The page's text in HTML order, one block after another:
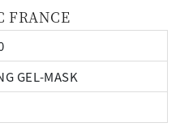
FRANCE
GEL-MASK